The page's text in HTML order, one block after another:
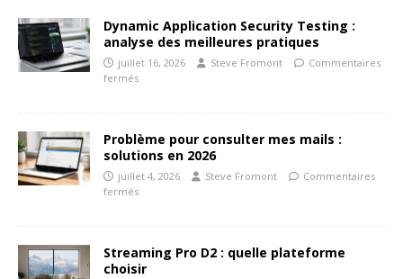
Dynamic Application Security Testing :
analyse des meilleures pratiques
juillet 16, 2026 Steve Fromont
Commentaires
fermés
Problème pour consulter mes mails :
solutions en 2026
juillet 4, 2026 Steve Fromont
Commentaires
fermés
Streaming Pro D2 : quelle plateforme
choisir